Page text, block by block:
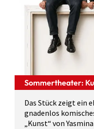
Sommertheater:
Das Stück zeigt ein
gnadenlos
„Kunst“ von